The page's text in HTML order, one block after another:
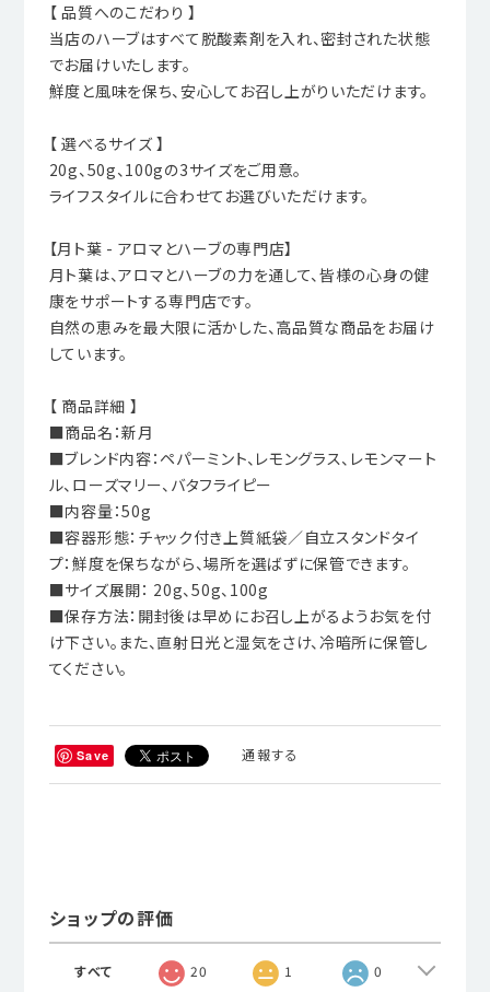
【 品質へのこだわり 】
当店のハーブはすべて脱酸素剤を入れ、密封された状態
でお届けいたします。
鮮度と風味を保ち、安心してお召し上がりいただけます。
【 選べるサイズ 】
20g、50g、100gの3サイズをご用意。
ライフスタイルに合わせてお選びいただけます。
【月ト葉 - アロマとハーブの専門店】
月ト葉は、アロマとハーブの力を通して、皆様の心身の健
康をサポートする専門店です。
自然の恵みを最大限に活かした、高品質な商品をお届け
しています。
【 商品詳細 】
■商品名：新月
■ブレンド内容：ペパーミント、レモングラス、レモンマート
ル、ローズマリー、バタフライピー
■内容量：50g
■容器形態：チャック付き上質紙袋／自立スタンドタイ
プ：鮮度を保ちながら、場所を選ばずに保管できます。
■サイズ展開： 20g、50g、100g
■保存方法：開封後は早めにお召し上がるようお気を付
け下さい。また、直射日光と湿気をさけ、冷暗所に保管し
てください。
Save 通報する
ショップの評価
すべて 20 1 0